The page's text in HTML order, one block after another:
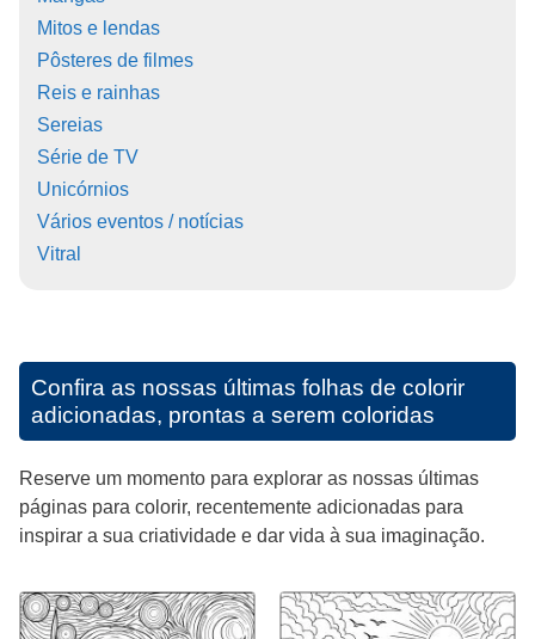
Mitos e lendas
Pôsteres de filmes
Reis e rainhas
Sereias
Série de TV
Unicórnios
Vários eventos / notícias
Vitral
Confira as nossas últimas folhas de colorir
adicionadas, prontas a serem coloridas
Reserve um momento para explorar as nossas últimas
páginas para colorir, recentemente adicionadas para
inspirar a sua criatividade e dar vida à sua imaginação.